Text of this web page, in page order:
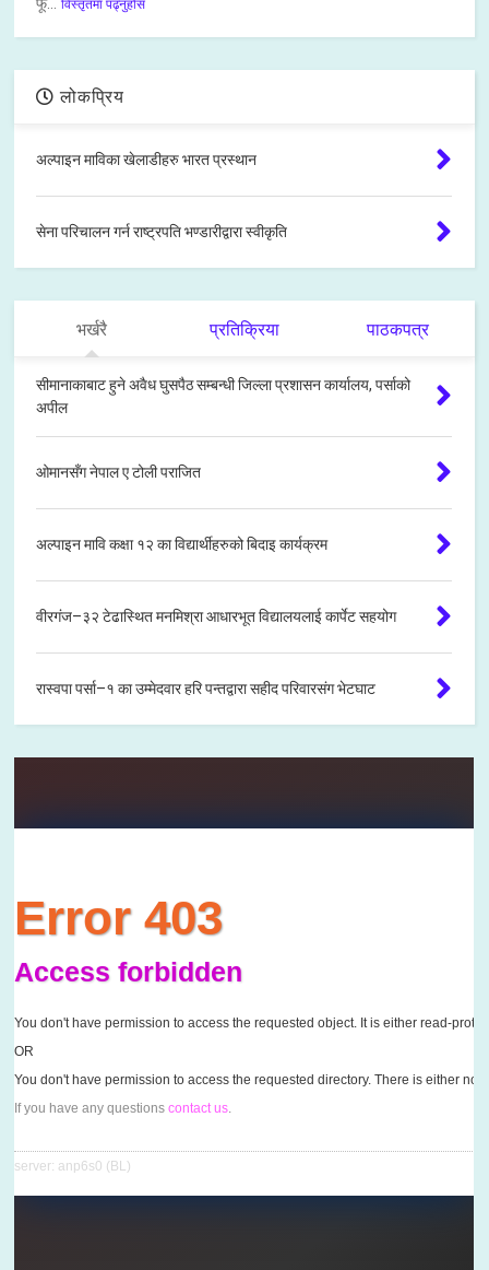
फू... विस्तृतमा पढ्नुहोस
लोकप्रिय
अल्पाइन माविका खेलाडीहरु भारत प्रस्थान
सेना परिचालन गर्न राष्ट्रपति भण्डारीद्वारा स्वीकृति
भर्खरै प्रतिक्रिया पाठकपत्र
सीमानाकाबाट हुने अवैध घुसपैठ सम्बन्धी जिल्ला प्रशासन कार्यालय, पर्साको
अपील
ओमानसँग नेपाल ए टोली पराजित
अल्पाइन मावि कक्षा १२ का विद्यार्थीहरुको बिदाइ कार्यक्रम
वीरगंज–३२ टेढास्थित मनमिश्रा आधारभूत विद्यालयलाई कार्पेट सहयोग
रास्वपा पर्सा–१ का उम्मेदवार हरि पन्तद्वारा सहीद परिवारसंग भेटघाट